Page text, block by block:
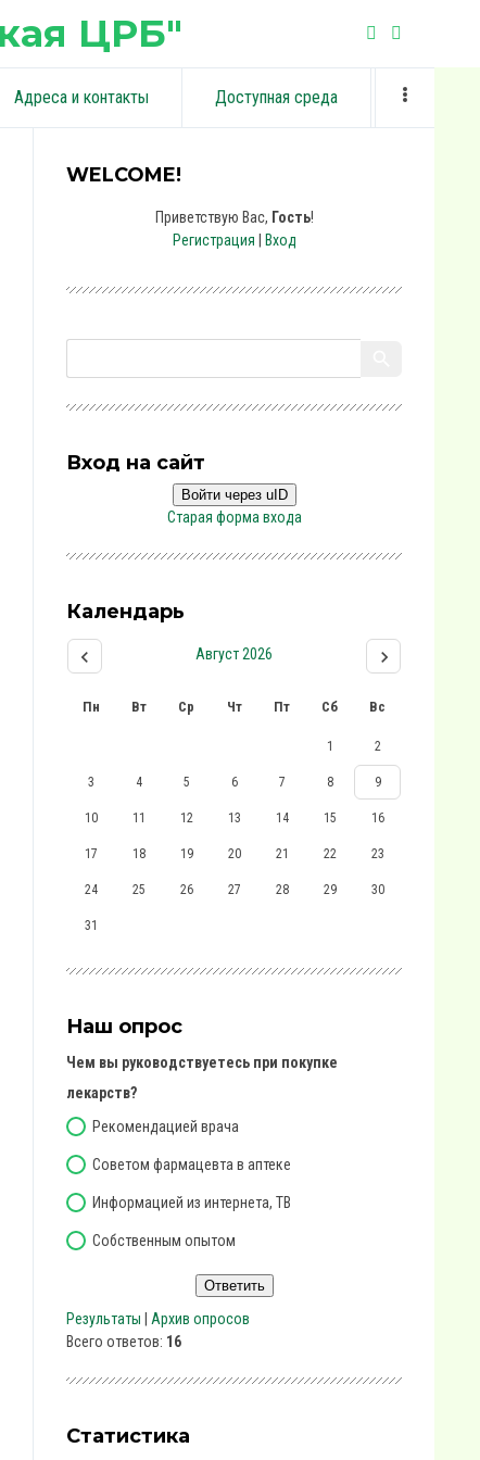
ЦРБ"
Адреса и контакты Доступная среда
WELCOME!
Приветствую Вас, Гость!
Регистрация
Вход
Вход на сайт
Войти через uID
Старая форма входа
Календарь
Август 2026
Пн Вт Ср Чт Пт Сб Вс
1 2
3 4 5 6 7 8 9
10 11 12 13 14 15 16
17 18 19 20 21 22 23
24 25 26 27 28 29 30
31
Наш опрос
Чем вы руководствуетесь при покупке
лекарств?
Рекомендацией врача
Советом фармацевта в аптеке
Информацией из интернета, ТВ
Собственным опытом
Результаты
Архив опросов
Всего ответов: 16
Статистика